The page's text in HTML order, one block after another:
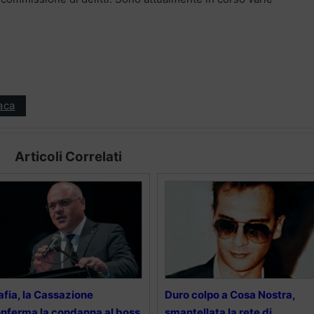
Articoli Correlati
la Cassazione
Duro colpo a Cosa Nostra,